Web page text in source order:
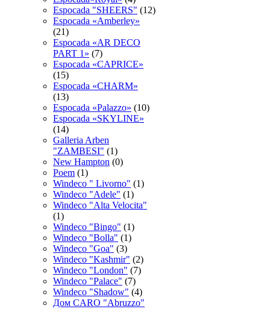
Espocadа "SHEERS" (12)
Espocadа «Amberley»
(21)
Espocadа «AR DECO
PART 1» (7)
Espocadа «CAPRICE»
(15)
Espocadа «CHARM»
(13)
Espocadа «Palazzo» (10)
Espocadа «SKYLINE»
(14)
Galleria Arben
"ZAMBESI" (1)
New Hampton (0)
Poem (1)
Windeco " Livorno" (1)
Windeco "Adele" (1)
Windeco "Alta Velocita"
(1)
Windeco "Bingo" (1)
Windeco "Bolla" (1)
Windeco "Goa" (3)
Windeco "Kashmir" (2)
Windeco "London" (7)
Windeco "Palace" (7)
Windeco "Shadow" (4)
Дом CARO "Abruzzo"